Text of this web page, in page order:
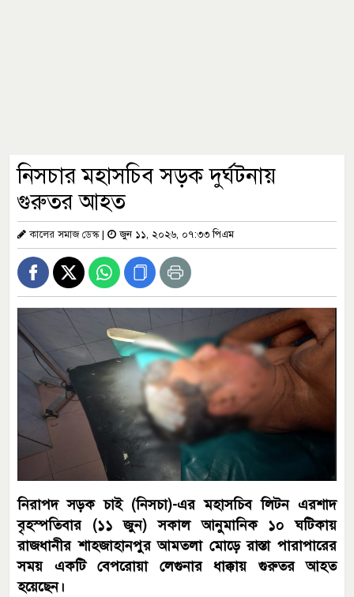
নিসচার মহাসচিব সড়ক দুর্ঘটনায়
গুরুতর আহত
কালের সমাজ ডেস্ক| জুন ১১, ২০২৬, ০৭:৩৩ পিএম
নিরাপদ সড়ক চাই (নিসচা)-এর মহাসচিব লিটন এরশাদ
বৃহস্পতিবার (১১ জুন) সকাল আনুমানিক ১০ ঘটিকায়
রাজধানীর শাহজাহানপুর আমতলা মোড়ে রাস্তা পারাপারের
সময় একটি বেপরোয়া লেগুনার ধাক্কায় গুরুতর আহত
হয়েছেন।